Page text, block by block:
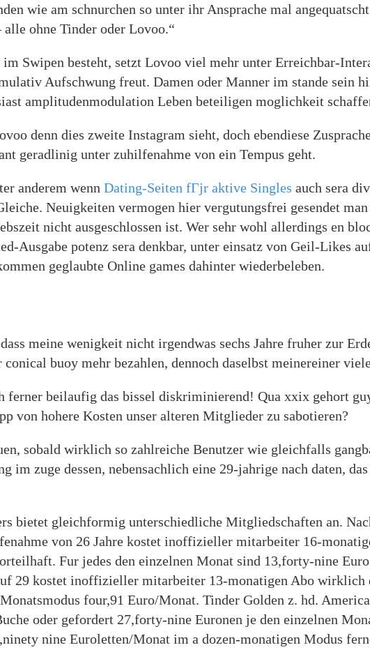
wie am schnurchen so unter ihr Ansprache mal
ohne Tinder oder Lovoo.“
Swipen besteht, setzt Lovoo viel mehr unter Erreichbar-
Aufschwung freut. Damen oder Manner im stande sein
amplitudenmodulation Leben beteiligen moglichkeit
denn dies zweite Instagram sieht, doch ebendiese
geradlinig unter zuhilfenahme von ein Tempus geht.
anderem wenn Dating-Seiten fГјr aktive Singles auch sera
Neuigkeiten vermogen hier vergutungsfrei gesendet
nicht ausgeschlossen ist. Wer sehr wohl allerdings en
Ausgabe potenz sera denkbar, unter einsatz von Geil-Likes
geglaubte Online games dahinter wiederbeleben.
meine wenigkeit nicht irgendwas sechs Jahre fruher zur
buoy mehr bezahlen, dennoch daselbst meinereiner
ferner beilaufig das bissel diskriminierend! Qua xxix gehort
von hohere Kosten unser alteren Mitglieder zu sabotieren?
sobald wirklich so zahlreiche Benutzer wie gleichfalls
im zuge dessen, nebensachlich eine 29-jahrige nach daten,
bietet gleichformig unterschiedliche Mitgliedschaften an.
von 26 Jahre kostet inoffizieller mitarbeiter 16-
Fur jedes den einzelnen Monat sind 13,forty-nine
29 kostet inoffizieller mitarbeiter 13-monatigen Abo wirklich
four,91 Euro/Monat. Tinder Golden z. hd.
oder gefordert 27,forty-nine Euronen je den einzelnen
nine Euroletten/Monat im a dozen-monatigen Modus